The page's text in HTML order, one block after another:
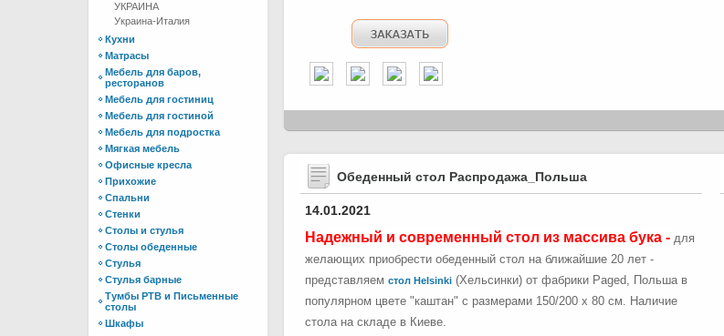
УКРАИНА
Украина-Италия
Кухни
Матрасы
Мебель для баров,
ресторанов
Мебель для гостиниц
Мебель для гостиной
Мебель для подростка
Мягкая мебель
Офисные кресла
Прихожие
Спальни
Стенки
Столы и стулья
Столы обеденные
Стулья
Стулья барные
Тумбы РТВ и Письменные
столы
Шкафы
Обеденный стол Распродажа_Польша
14.01.2021
Надежный и современный стол из массива бука - для
желающих приобрести обеденный стол на ближайшие 20 лет -
представляем стол Helsinki (Хельсинки) от фабрики Paged, Польша в
популярном цвете "каштан" с размерами 150/200 х 80 см. Наличие
стола на складе в Киеве.